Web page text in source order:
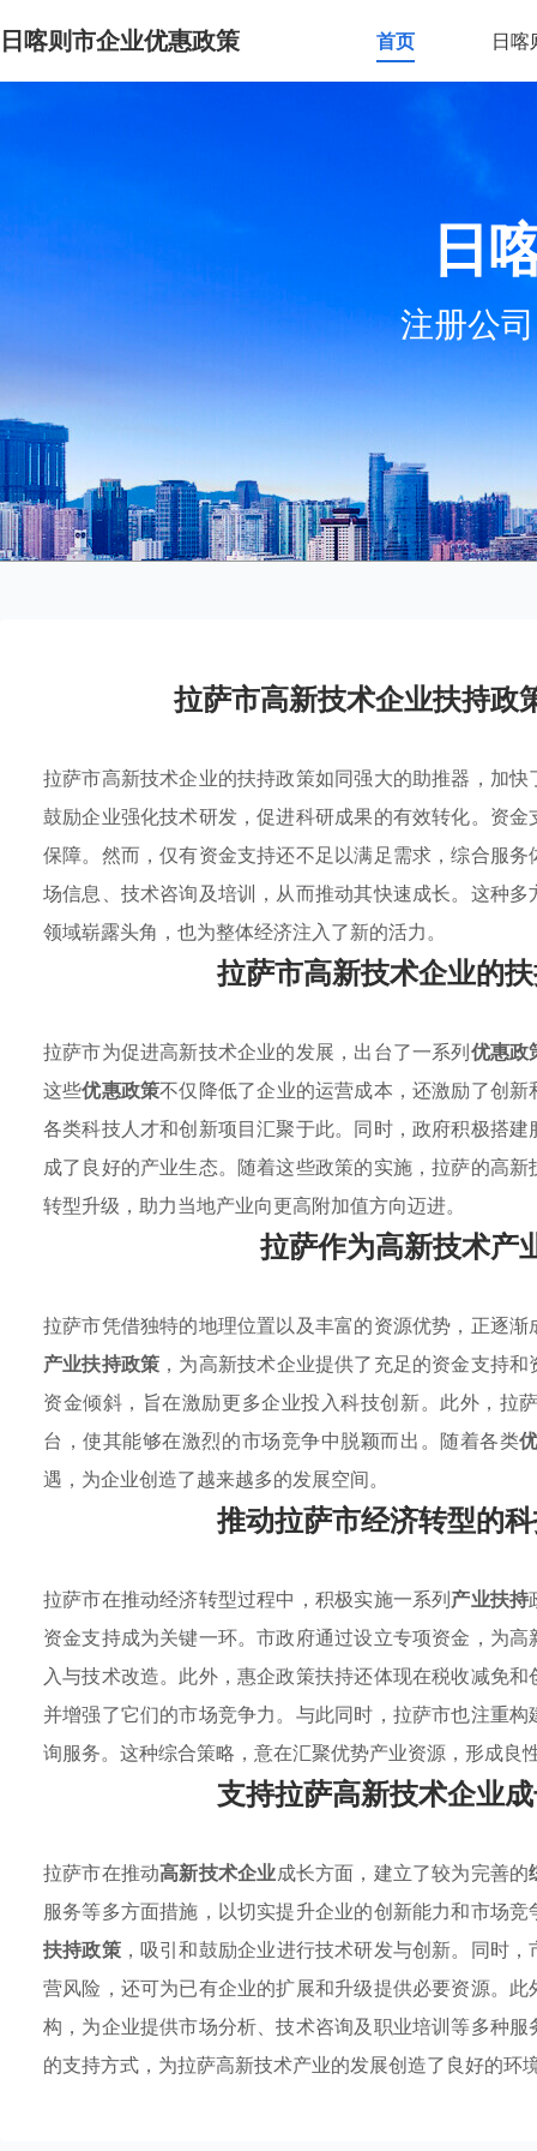
日喀则市企业优惠政策 首页 日喀
日
注册公
拉萨市高新技术企业扶持政
拉萨市高新技术企业的扶持政策如同强大的助推器，加
鼓励企业强化技术研发，促进科研成果的有效转化。资
保障。然而，仅有资金支持还不足以满足需求，综合服
场信息、技术咨询及培训，从而推动其快速成长。这种
领域崭露头角，也为整体经济注入了新的活力。
拉萨市高新技术企业的
拉萨市为促进高新技术企业的发展，出台了一系列优惠政
这些优惠政策不仅降低了企业的运营成本，还激励了创
各类科技人才和创新项目汇聚于此。同时，政府积极搭
成了良好的产业生态。随着这些政策的实施，拉萨的高
转型升级，助力当地产业向更高附加值方向迈进。
拉萨作为高新技术产
拉萨市凭借独特的地理位置以及丰富的资源优势，正逐
产业扶持政策 ，为高新技术企业提供了充足的资金支持
资金倾斜，旨在激励更多企业投入科技创新。此外，拉
台，使其能够在激烈的市场竞争中脱颖而出。随着各类
遇，为企业创造了越来越多的发展空间。
推动拉萨市经济转型的
拉萨市在推动经济转型过程中，积极实施一系列产业扶持
资金支持成为关键一环。市政府通过设立专项资金，为
入与技术改造。此外，惠企政策扶持还体现在税收减免
并增强了它们的市场竞争力。与此同时，拉萨市也注重
询服务。这种综合策略，意在汇聚优势产业资源，形成良
支持拉萨高新技术企业
拉萨市在推动高新技术企业成长方面，建立了较为完善的
服务等多方面措施，以切实提升企业的创新能力和市场
扶持政策，吸引和鼓励企业进行技术研发与创新。同时
营风险，还可为已有企业的扩展和升级提供必要资源。
构，为企业提供市场分析、技术咨询及职业培训等多种
的支持方式，为拉萨高新技术产业的发展创造了良好的环